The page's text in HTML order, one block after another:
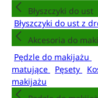
Błyszczyki do ust
Błyszczyki do ust z
Akcesoria do
Pędzle do makijażu
matujące
Pęsety
makijażu